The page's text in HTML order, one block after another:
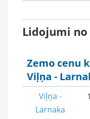
Lidojumi no
Zemo cenu
Viļņa -
Viļņa -
Larnaka